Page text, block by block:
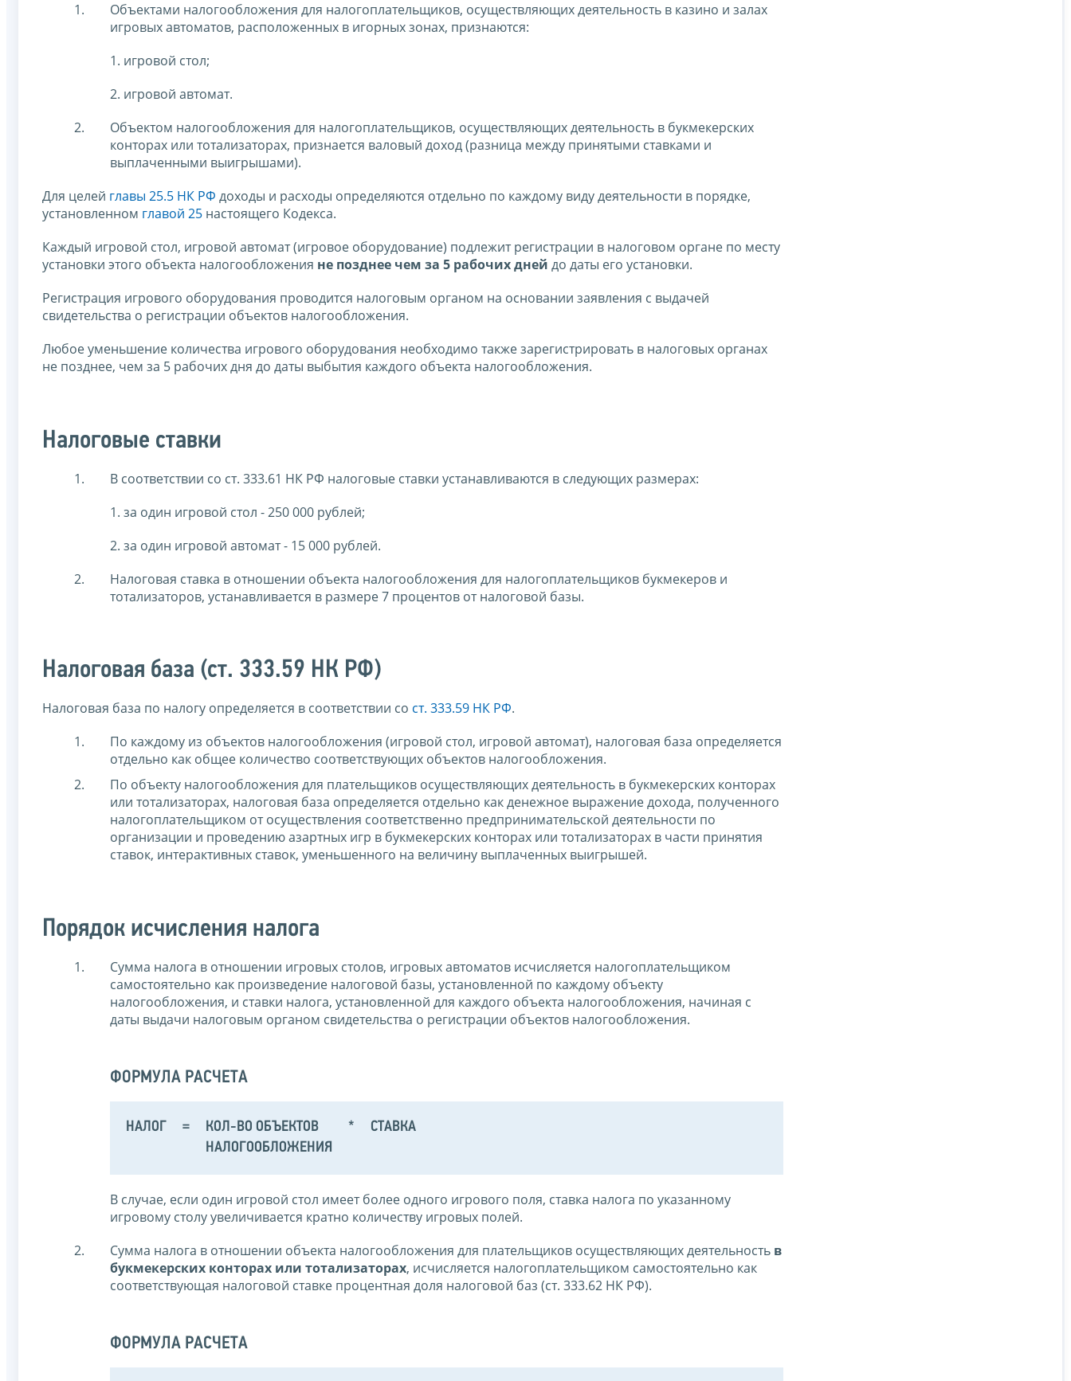
Объектами налогообложения для налогоплательщиков, осуществляющих деятельность в казино и залах
игровых автоматов, расположенных в игорных зонах, признаются:
1. игровой стол;
2. игровой автомат.
Объектом налогообложения для налогоплательщиков, осуществляющих деятельность в букмекерских
конторах или тотализаторах, признается валовый доход (разница между принятыми ставками и
выплаченными выигрышами).
Для целей главы 25.5 НК РФ доходы и расходы определяются отдельно по каждому виду деятельности в порядке,
установленном главой 25 настоящего Кодекса.
Каждый игровой стол, игровой автомат (игровое оборудование) подлежит регистрации в налоговом органе по месту
установки этого объекта налогообложения не позднее чем за 5 рабочих дней до даты его установки.
Регистрация игрового оборудования проводится налоговым органом на основании заявления с выдачей
свидетельства о регистрации объектов налогообложения.
Любое уменьшение количества игрового оборудования необходимо также зарегистрировать в налоговых органах
не позднее, чем за 5 рабочих дня до даты выбытия каждого объекта налогообложения.
Налоговые ставки
В соответствии со ст. 333.61 НК РФ налоговые ставки устанавливаются в следующих размерах:
1. за один игровой стол - 250 000 рублей;
2. за один игровой автомат - 15 000 рублей.
Налоговая ставка в отношении объекта налогообложения для налогоплательщиков букмекеров и
тотализаторов, устанавливается в размере 7 процентов от налоговой базы.
Налоговая база (ст. 333.59 НК РФ)
Налоговая база по налогу определяется в соответствии со ст. 333.59 НК РФ.
По каждому из объектов налогообложения (игровой стол, игровой автомат), налоговая база определяется
отдельно как общее количество соответствующих объектов налогообложения.
По объекту налогообложения для плательщиков осуществляющих деятельность в букмекерских конторах
или тотализаторах, налоговая база определяется отдельно как денежное выражение дохода, полученного
налогоплательщиком от осуществления соответственно предпринимательской деятельности по
организации и проведению азартных игр в букмекерских конторах или тотализаторах в части принятия
ставок, интерактивных ставок, уменьшенного на величину выплаченных выигрышей.
Порядок исчисления налога
Сумма налога в отношении игровых столов, игровых автоматов исчисляется налогоплательщиком
самостоятельно как произведение налоговой базы, установленной по каждому объекту
налогообложения, и ставки налога, установленной для каждого объекта налогообложения, начиная с
даты выдачи налоговым органом свидетельства о регистрации объектов налогообложения.
ФОРМУЛА РАСЧЕТА
НАЛОГ =
КОЛ-ВО ОБЪЕКТОВ
НАЛОГООБЛОЖЕНИЯ
* СТАВКА
В случае, если один игровой стол имеет более одного игрового поля, ставка налога по указанному
игровому столу увеличивается кратно количеству игровых полей.
Сумма налога в отношении объекта налогообложения для плательщиков осуществляющих деятельность в
букмекерских конторах или тотализаторах, исчисляется налогоплательщиком самостоятельно как
соответствующая налоговой ставке процентная доля налоговой баз (ст. 333.62 НК РФ).
ФОРМУЛА РАСЧЕТА